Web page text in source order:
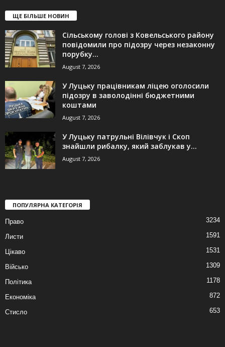
ЩЕ БІЛЬШЕ НОВИН
Сільському голові з Ковельського району
повідомили про підозру через незаконну
порубку...
August 7, 2026
У Луцьку працівникам ліцею оголосили
підозру в заволодінні бюджетними
коштами
August 7, 2026
У Луцьку патрульні Вілівчук і Скоп
знайшли рибалку, який заблукав у...
August 7, 2026
ПОПУЛЯРНА КАТЕГОРІЯ
Право 3234
Листи 1591
Цікаво 1531
Військо 1309
Політика 1178
Економіка 872
Стисло 653